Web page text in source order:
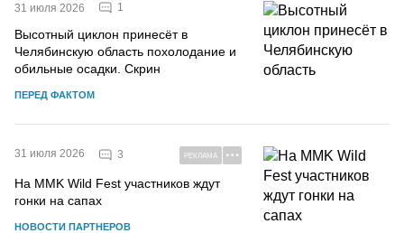
31 июля 2026 1
Высотный циклон принесёт в
Челябинскую область похолодание и
обильные осадки. Скрин
ПЕРЕД ФАКТОМ
31 июля 2026 3 РЕКЛАМА
На MMK Wild Fest участников ждут
гонки на сапах
НОВОСТИ ПАРТНЕРОВ